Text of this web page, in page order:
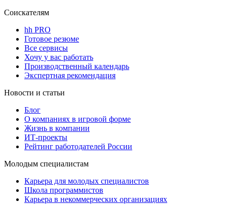
Соискателям
hh PRO
Готовое резюме
Все сервисы
Хочу у вас работать
Производственный календарь
Экспертная рекомендация
Новости и статьи
Блог
О компаниях в игровой форме
Жизнь в компании
ИТ-проекты
Рейтинг работодателей России
Молодым специалистам
Карьера для молодых специалистов
Школа программистов
Карьера в некоммерческих организациях